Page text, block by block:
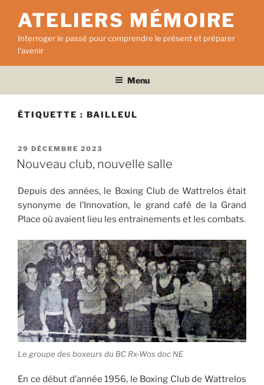
contenu
principal
ATELIERS MÉMOIRE
Interroger le passé pour comprendre le présent et préparer
l'avenir
Menu
ÉTIQUETTE : BAILLEUL
PUBLIÉ
LE
29 DÉCEMBRE 2023
Nouveau club, nouvelle salle
Depuis des années, le Boxing Club de Wattrelos était
synonyme de l’Innovation, le grand café de la Grand
Place où avaient lieu les entrainements et les combats.
Le groupe des boxeurs du BC Rx-Wos doc NE
En ce début d’année 1956, le Boxing Club de Wattrelos